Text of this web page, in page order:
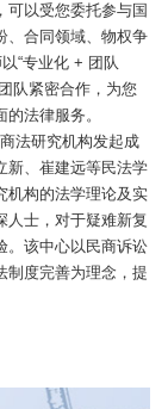
可以受您委托参与国
、合同领域、物权争
“专业化 + 团队
队紧密合作，为您
法律服务。
法研究机构发起成
新、崔建远等民法学
机构的法学理论及实
人士，对于疑难新复
。该中心以民商诉讼
制度完善为理念，提